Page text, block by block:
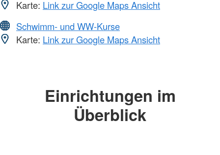
Karte: Link zur Google Maps Ansicht
Schwimm- und WW-Kurse
Karte: Link zur Google Maps Ansicht
Einrichtungen im
Überblick